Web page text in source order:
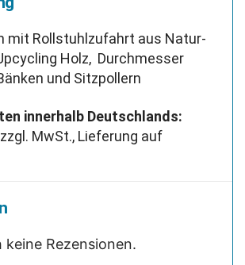
mit Rollstuhlzufahrt aus Natur-
Holz, Durchmesser
und Sitzpollern
innerhalb Deutschlands:
MwSt., Lieferung auf
keine Rezensionen.